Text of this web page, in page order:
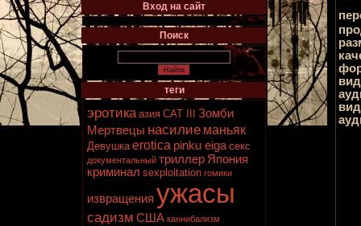
Вход на сайт
Поиск
теги
эротика азия CAT III
Зомби
Мертвецы насилие маньяк
Девушка erotica pinku eiga секс
документальный триллер Япония
криминал sexploitation гомики
извращения ужасы
садизм США каннибализм